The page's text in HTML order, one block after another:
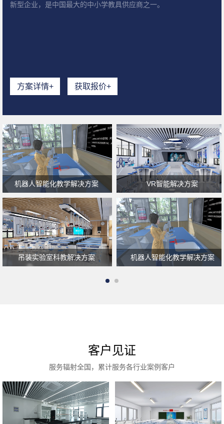
新型企业，是中国最大的中小学教具供应商之一。
方案详情+ 获取报价+
机器人智能化教学解决方案 VR智能解决方案
吊装实验室科教解决方案 机器人智能化教学解决方案
客户见证
服务辐射全国，累计服务各行业案例客户